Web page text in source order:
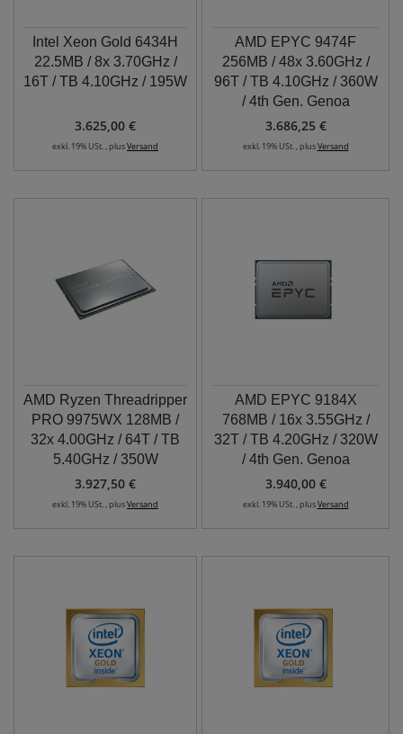
Intel Xeon Gold 6434H
22.5MB / 8x 3.70GHz /
16T / TB 4.10GHz / 195W
3.625,00 €
exkl. 19% USt. , plusVersand
AMD EPYC 9474F
256MB / 48x 3.60GHz /
96T / TB 4.10GHz / 360W
/ 4th Gen. Genoa
3.686,25 €
exkl. 19% USt. , plusVersand
AMD Ryzen Threadripper
PRO 9975WX 128MB /
32x 4.00GHz / 64T / TB
5.40GHz / 350W
3.927,50 €
exkl. 19% USt. , plusVersand
AMD EPYC 9184X
768MB / 16x 3.55GHz /
32T / TB 4.20GHz / 320W
/ 4th Gen. Genoa
3.940,00 €
exkl. 19% USt. , plusVersand